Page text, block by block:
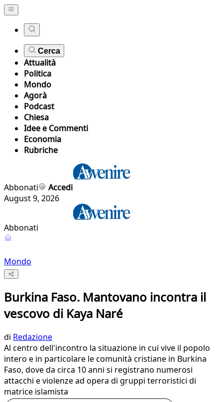
Cerca
Attualità
Politica
Mondo
Agorà
Podcast
Chiesa
Idee e Commenti
Economia
Rubriche
Abbonati
Accedi
August 9, 2026
Abbonati
Mondo
Burkina Faso. Mantovano incontra il
vescovo di Kaya Naré
di Redazione
Al centro dell'incontro la situazione in cui vive il popolo
intero e in particolare le comunità cristiane in Burkina
Faso, dove da circa 10 anni si registrano numerosi
attacchi e violenze ad opera di gruppi terroristici di
matrice islamista